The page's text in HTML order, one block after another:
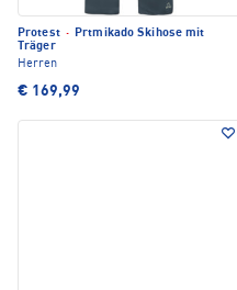
Protest · Prtmikado Skihose mit
Träger
Herren
€ 169,99